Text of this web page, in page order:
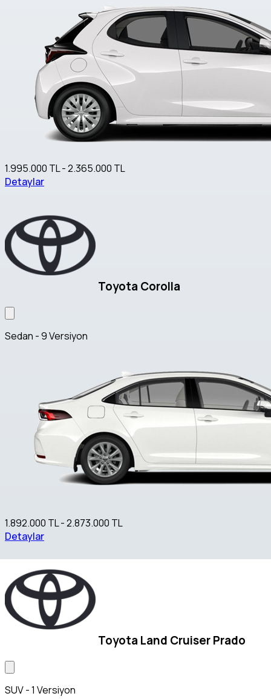
1.995.000 TL - 2.365.000 TL
Detaylar
Toyota Corolla
Sedan - 9 Versiyon
1.892.000 TL - 2.873.000 TL
Detaylar
Toyota Land Cruiser Prado
SUV - 1 Versiyon